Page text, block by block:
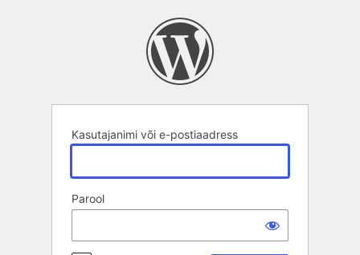
Kasutajanimi või e-postiaadress
Parool